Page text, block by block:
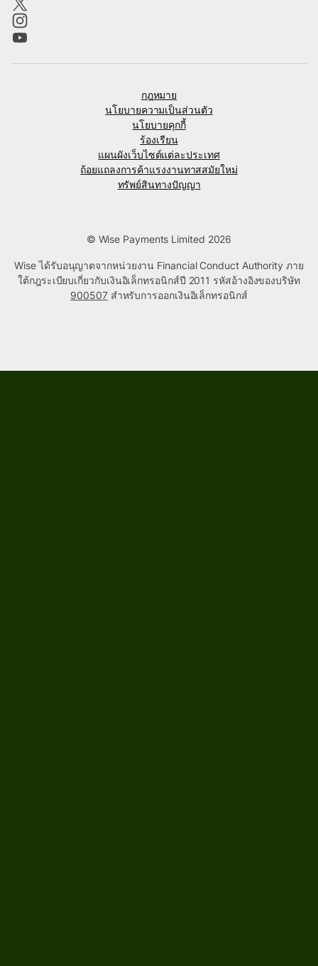
กฎหมาย
นโยบายความเป็นส่วนตัว
นโยบายคุกกี้
ร้องเรียน
แผนผังเว็บไซต์แต่ละประเทศ
ถ้อยแถลงการค้าแรงงานทาสสมัยใหม่
ทรัพย์สินทางปัญญา
© Wise Payments Limited 2026
Wise ได้รับอนุญาตจากหน่วยงาน Financial Conduct Authority ภาย
ใต้กฎระเบียบเกี่ยวกับเงินอิเล็กทรอนิกส์ปี 2011 รหัสอ้างอิงของบริษัท
900507สำหรับการออกเงินอิเล็กทรอนิกส์